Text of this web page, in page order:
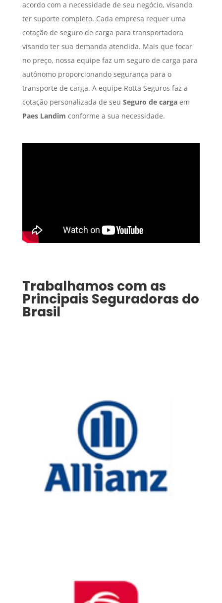
acordo com a necessidade de seu negócio, visando
ter suporte completo. Cada empresa requer uma
cotação de seguro de carga para transportadora
visando ter sua demanda atendida. Mais que focar
no preço, nossa equipe faz um seguro de carga para
autônomo proporcionando segurança para o
transporte de carga. A equipe Rotta Seguros faz a
cotação personalizada de seu Seguro de cargaem
Paes Landim conforme a sua necessidade.
Trabalhamos com as
Principais Seguradoras do
Brasil